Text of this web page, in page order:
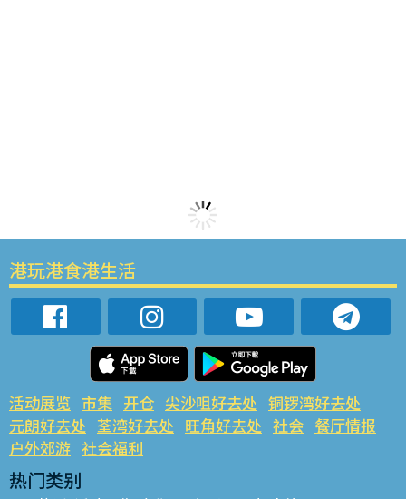
港玩港食港生活
活动展览 市集 开仓 尖沙咀好去处 铜锣湾好去处
元朗好去处 荃湾好去处 旺角好去处 社会 餐厅情报
户外郊游 社会福利
热门类别